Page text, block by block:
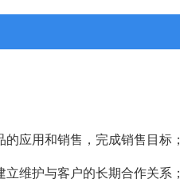
应用和销售，完成销售目标；
维护与客户的长期合作关系；